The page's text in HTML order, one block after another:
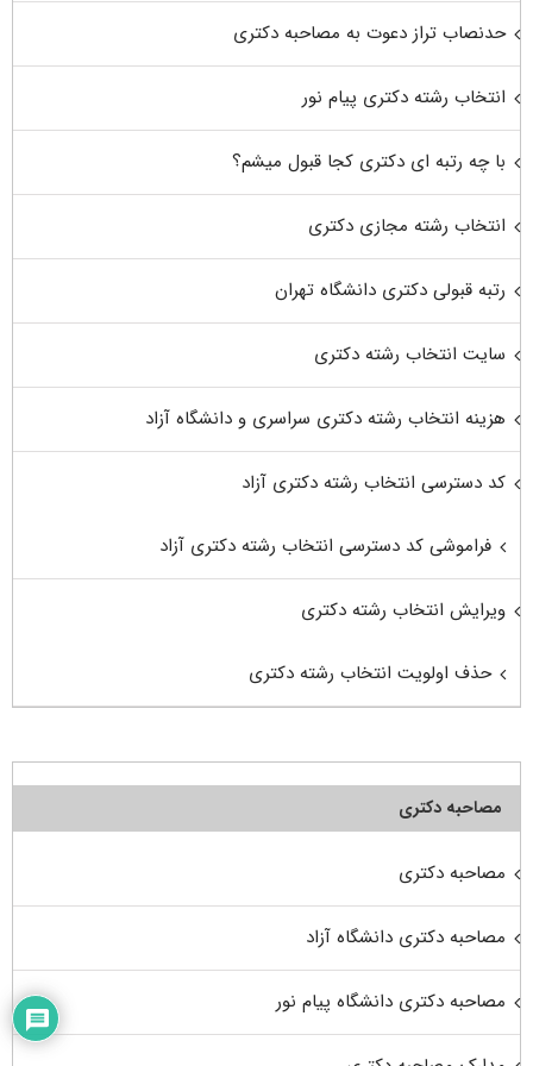
حدنصاب تراز دعوت به مصاحبه دکتری
انتخاب رشته دکتری پیام نور
با چه رتبه ای دکتری کجا قبول میشم؟
انتخاب رشته مجازی دکتری
رتبه قبولی دکتری دانشگاه تهران
سایت انتخاب رشته دکتری
هزینه انتخاب رشته دکتری سراسری و دانشگاه آزاد
کد دسترسی انتخاب رشته دکتری آزاد
فراموشی کد دسترسی انتخاب رشته دکتری آزاد
ویرایش انتخاب رشته دکتری
حذف اولویت انتخاب رشته دکتری
مصاحبه دکتری
مصاحبه دکتری
مصاحبه دکتری دانشگاه آزاد
مصاحبه دکتری دانشگاه پیام نور